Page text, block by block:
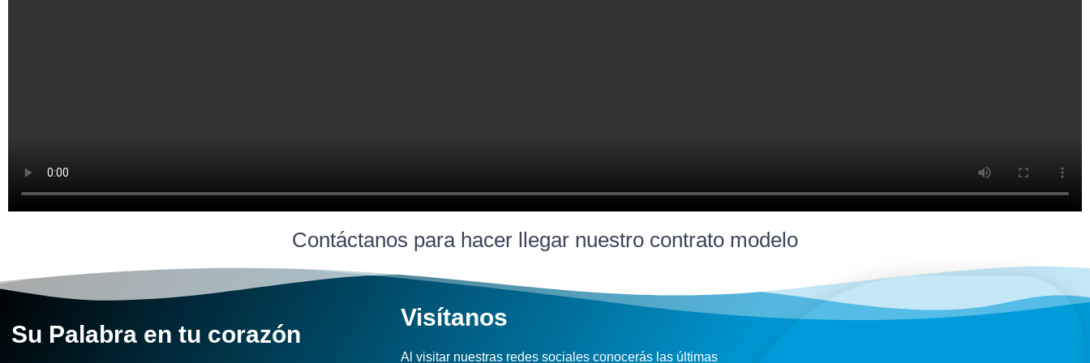
Contáctanos para hacer llegar nuestro contrato modelo
Su Palabra en tu corazón​
Visítanos
Al visitar nuestras redes sociales conocerás las últimas